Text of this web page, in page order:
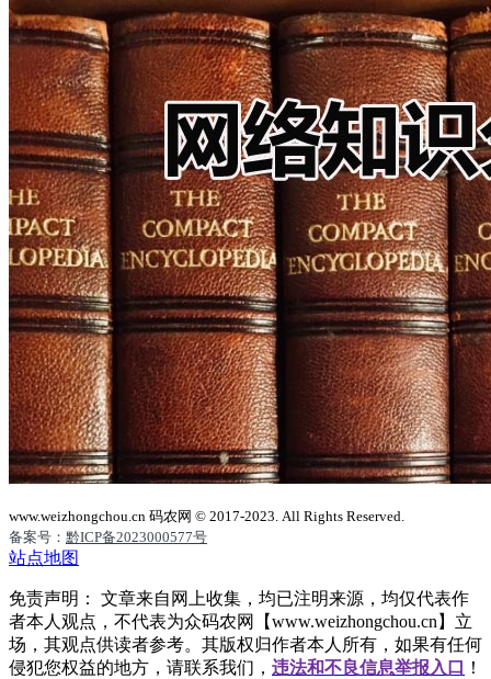
www.weizhongchou.cn 码农网 © 2017-2023. All Rights Reserved.
备案号： 黔ICP备2023000577号
站点地图
免责声明： 文章来自网上收集，均已注明来源，均仅代表作
者本人观点，不代表为众码农网【www.weizhongchou.cn】立
场，其观点供读者参考。其版权归作者本人所有，如果有任何
侵犯您权益的地方，请联系我们， 违法和不良信息举报入口 ！